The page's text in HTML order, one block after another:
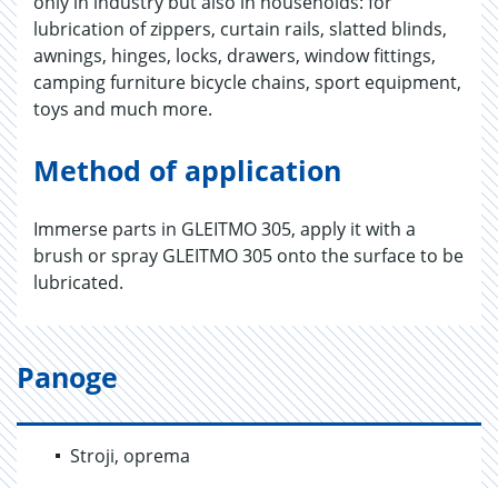
lubrication of zippers, curtain rails, slatted blinds,
awnings, hinges, locks, drawers, window fittings,
camping furniture bicycle chains, sport equipment,
toys and much more.
Method of application
Immerse parts in GLEITMO 305, apply it with a
brush or spray GLEITMO 305 onto the surface to be
lubricated.
Panoge
Stroji, oprema